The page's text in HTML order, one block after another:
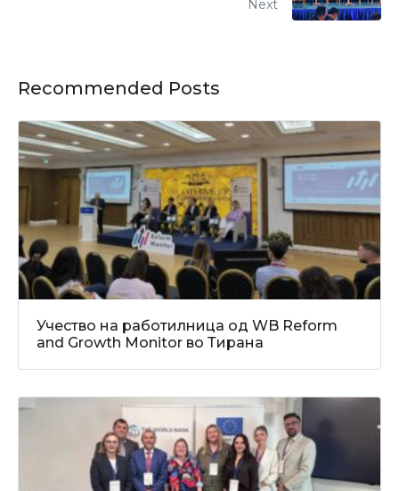
Next
Recommended Posts
Учество на работилница од WB Reform
and Growth Monitor во Тирана